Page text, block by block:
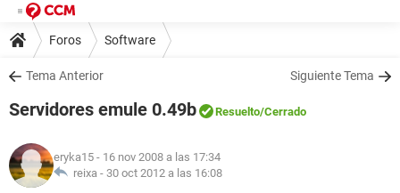
Foros Software
Tema Anterior Siguiente Tema
Servidores emule 0.49b Resuelto/Cerrado
eryka15 - 16 nov 2008 a las 17:34
reixa - 30 oct 2012 a las 16:08